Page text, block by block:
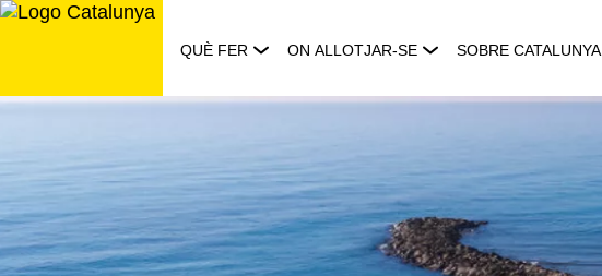
Saltar
QUÈ FER ON ALLOTJAR-SE SOBRE CATALUNYA